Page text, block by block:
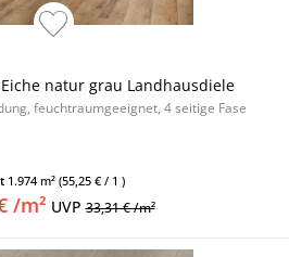
natur grau Landhausdiele
feuchtraumgeeignet, 4 seitige Fase
1.974 m² (55,25 € / 1 )
/m² UVP33,31 € /m²